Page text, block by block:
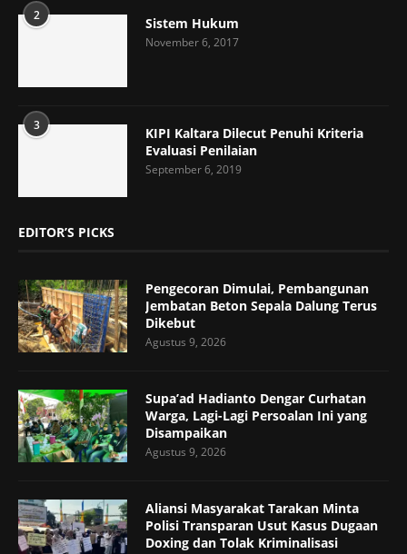
2 Sistem Hukum
November 6, 2017
3
KIPI Kaltara Dilecut Penuhi Kriteria
Evaluasi Penilaian
September 6, 2019
EDITOR’S PICKS
Pengecoran Dimulai, Pembangunan
Jembatan Beton Sepala Dalung Terus
Dikebut
Agustus 9, 2026
Supa’ad Hadianto Dengar Curhatan
Warga, Lagi-Lagi Persoalan Ini yang
Disampaikan
Agustus 9, 2026
Aliansi Masyarakat Tarakan Minta
Polisi Transparan Usut Kasus Dugaan
Doxing dan Tolak Kriminalisasi